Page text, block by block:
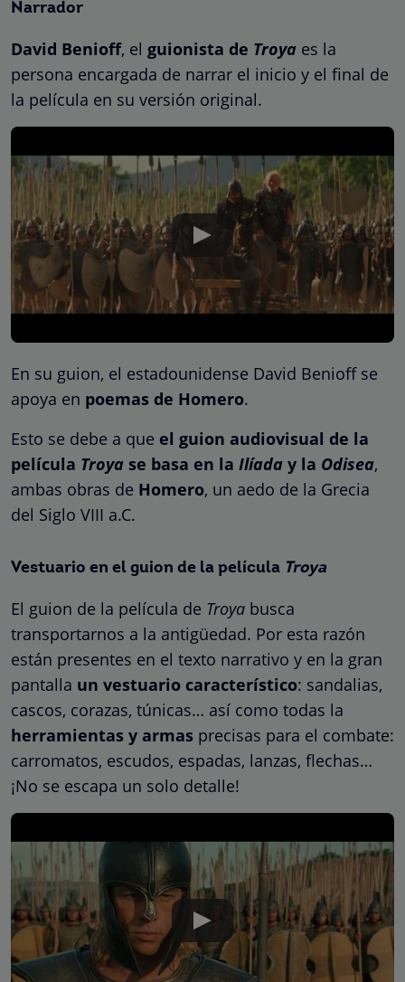
Narrador
David Benioff, el guionista de Troya es la
persona encargada de narrar el inicio y el final de
la película en su versión original.
En su guion, el estadounidense David Benioff se
apoya en poemas de Homero.
Esto se debe a que el guion audiovisual de la
película Troya se basa en la Ilíada y la Odisea,
ambas obras de Homero, un aedo de la Grecia
del Siglo VIII a.C.
Vestuario en el guion de la película Troya
El guion de la película de Troya busca
transportarnos a la antigüedad. Por esta razón
están presentes en el texto narrativo y en la gran
pantalla un vestuario característico: sandalias,
cascos, corazas, túnicas… así como todas la
herramientas y armas precisas para el combate:
carromatos, escudos, espadas, lanzas, flechas…
¡No se escapa un solo detalle!